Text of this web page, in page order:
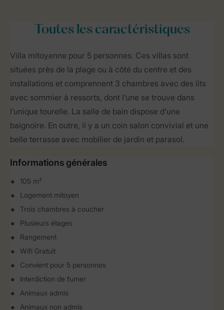
Toutesles caractéristiques
Villa mitoyenne pour 5 personnes. Ces villas sont
situées près de la plage ou à côté du centre et des
installations et comprennent 3 chambres avec des lits
avec sommier à ressorts, dont l’une se trouve dans
l’unique tourelle. La salle de bain dispose d'une
baignoire. En outre, il y a un coin salon convivial et une
belle terrasse avec mobilier de jardin et parasol.
Informations générales
105 m²
Logement mitoyen
Trois chambres à coucher
Plusieurs étages
Rangement
Wifi Gratuit
Convient pour 5 personnes
Interdiction de fumer
Animaux admis
Animaux non admis